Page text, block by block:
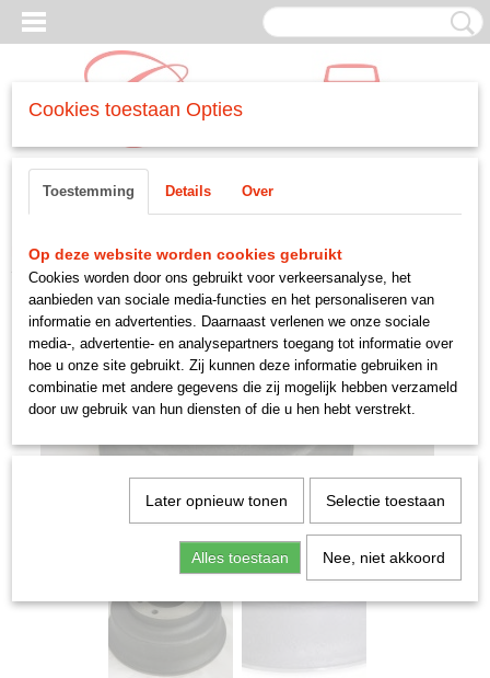
Inloggen Registreren
Home>REMMEN>-remmen achter>remtrommel
Cookies toestaan Opties
Toestemming Details Over
Op deze website worden cookies gebruikt
Cookies worden door ons gebruikt voor verkeersanalyse, het
aanbieden van sociale media-functies en het personaliseren van
informatie en advertenties. Daarnaast verlenen we onze sociale
media-, advertentie- en analysepartners toegang tot informatie over
hoe u onze site gebruikt. Zij kunnen deze informatie gebruiken in
combinatie met andere gegevens die zij mogelijk hebben verzameld
door uw gebruik van hun diensten of die u hen hebt verstrekt.
Later opnieuw tonen Selectie toestaan
Alles toestaan Nee, niet akkoord